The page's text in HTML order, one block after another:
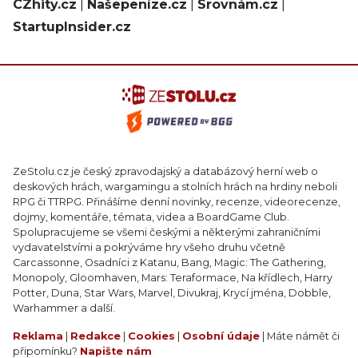
CZhity.cz Našepeníze.cz Srovnám.cz
StartupInsider.cz
ZeStolu.cz je český zpravodajský a databázový herní web o
deskových hrách, wargamingu a stolních hrách na hrdiny neboli
RPG či TTRPG. Přinášíme denní novinky, recenze, videorecenze,
dojmy, komentáře, témata, videa a BoardGame Club.
Spolupracujeme se všemi českými a některými zahraničními
vydavatelstvími a pokrýváme hry všeho druhu včetně
Carcassonne, Osadníci z Katanu, Bang, Magic: The Gathering,
Monopoly, Gloomhaven, Mars: Teraformace, Na křídlech, Harry
Potter, Duna, Star Wars, Marvel, Divukraj, Krycí jména, Dobble,
Warhammer a další.
Reklama Redakce Cookies Osobní údaje | Máte námět či
připomínku? Napište nám